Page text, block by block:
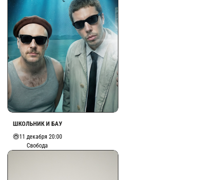
ШКОЛЬНИК И БАУ
11 декабря 20:00
Свобода